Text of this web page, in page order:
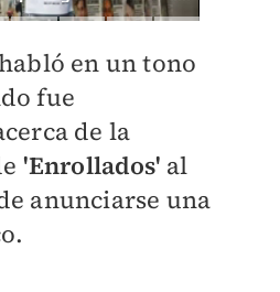
en un tono
fue
de la
'Enrollados' al
anunciarse una